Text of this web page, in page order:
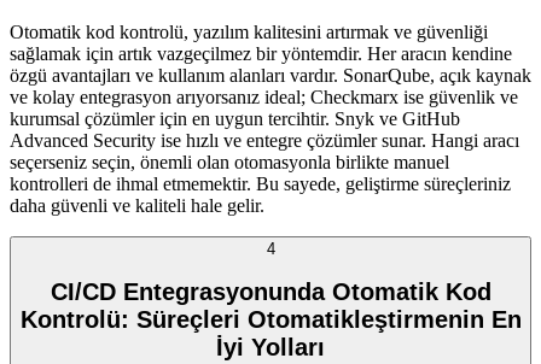
Otomatik kod kontrolü, yazılım kalitesini artırmak ve güvenliği
sağlamak için artık vazgeçilmez bir yöntemdir. Her aracın kendine
özgü avantajları ve kullanım alanları vardır. SonarQube, açık kaynak
ve kolay entegrasyon arıyorsanız ideal; Checkmarx ise güvenlik ve
kurumsal çözümler için en uygun tercihtir. Snyk ve GitHub
Advanced Security ise hızlı ve entegre çözümler sunar. Hangi aracı
seçerseniz seçin, önemli olan otomasyonla birlikte manuel
kontrolleri de ihmal etmemektir. Bu sayede, geliştirme süreçleriniz
daha güvenli ve kaliteli hale gelir.
4
CI/CD Entegrasyonunda Otomatik Kod
Kontrolü: Süreçleri Otomatikleştirmenin En
İyi Yolları